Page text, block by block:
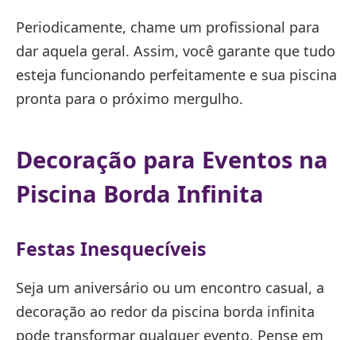
Periodicamente, chame um profissional para
dar aquela geral. Assim, você garante que tudo
esteja funcionando perfeitamente e sua piscina
pronta para o próximo mergulho.
Decoração para Eventos na
Piscina Borda Infinita
Festas Inesquecíveis
Seja um aniversário ou um encontro casual, a
decoração ao redor da piscina borda infinita
pode transformar qualquer evento. Pense em